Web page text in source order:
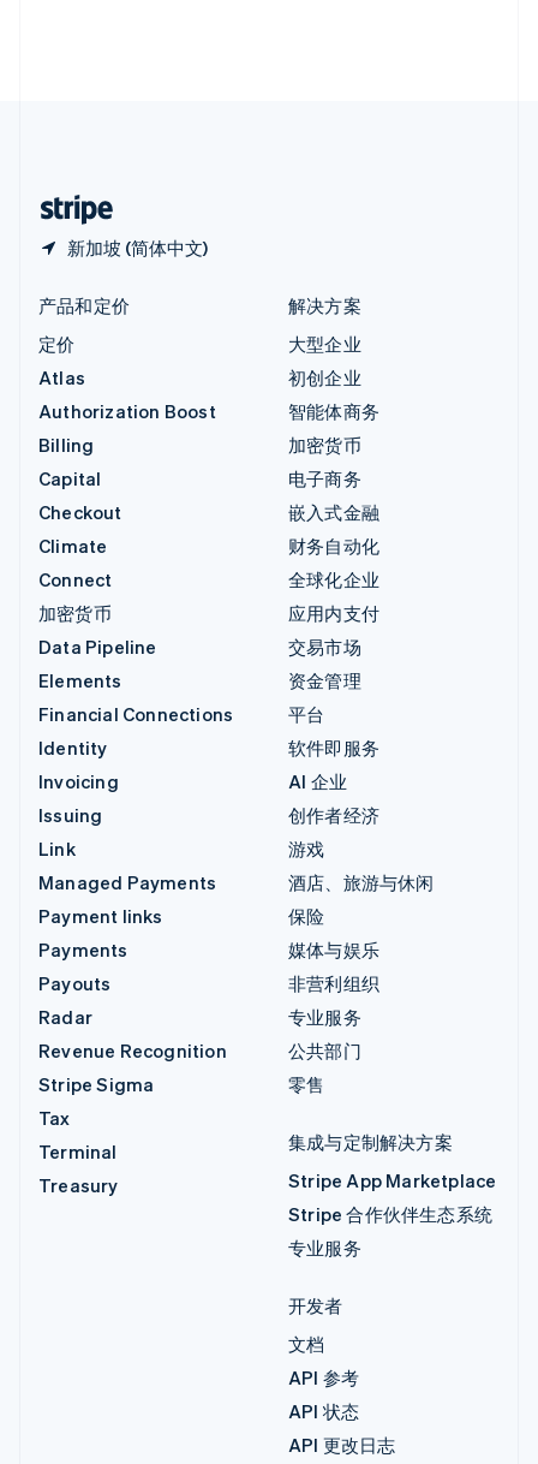
新加坡 (简体中文)
产品和定价
定价
Atlas
Authorization Boost
Billing
Capital
Checkout
Climate
Connect
加密货币
Data Pipeline
Elements
Financial Connections
Identity
Invoicing
Issuing
Link
Managed Payments
Payment links
Payments
Payouts
Radar
Revenue Recognition
Stripe Sigma
Tax
Terminal
Treasury
解决方案
大型企业
初创企业
智能体商务
加密货币
电子商务
嵌入式金融
财务自动化
全球化企业
应用内支付
交易市场
资金管理
平台
软件即服务
AI 企业
创作者经济
游戏
酒店、旅游与休闲
保险
媒体与娱乐
非营利组织
专业服务
公共部门
零售
集成与定制解决方案
Stripe App Marketplace
Stripe 合作伙伴生态系统
专业服务
开发者
文档
API 参考
API 状态
API 更改日志